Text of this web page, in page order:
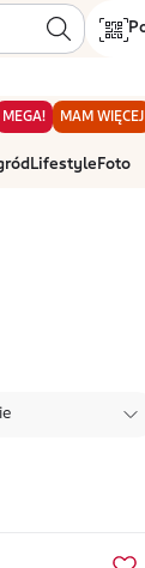
MEGA! MAM WIĘCEJ
Lifestyle Foto